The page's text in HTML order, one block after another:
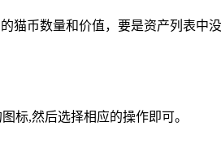
猫币数量和价值，要是资产列表中
标,然后选择相应的操作即可。